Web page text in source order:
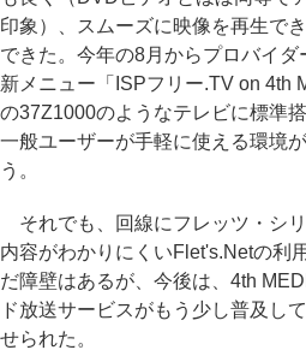
印象）、スムーズに映像を再生で
できた。今年の8月からプロバイ
新メニュー「ISPフリー.TV on 4th
の37Z1000のようなテレビに標準
一般ユーザーが手軽に使える環境
う。
それでも、回線にフレッツ・シ
内容がわかりにくいFlet's.Netの利
だ障壁はあるが、今後は、4th
ド放送サービスがもう少し普及し
せられた。